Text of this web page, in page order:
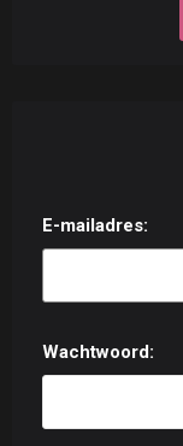
E-mailadres:
Wachtwoord: